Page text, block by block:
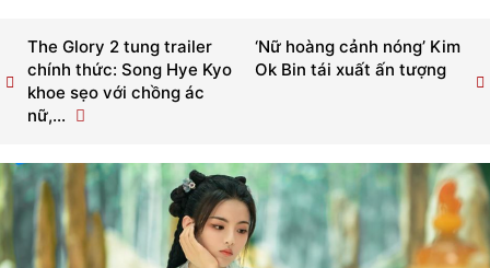
‘Nữ hoàng cảnh nóng’ Kim
Ok Bin tái xuất ấn tượng
The Glory 2 tung trailer
chính thức: Song Hye Kyo
khoe sẹo với chồng ác
nữ,...